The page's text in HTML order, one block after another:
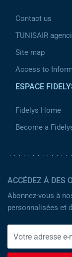
Contact us
TUNISAIR
Site map
Access to
ESPACE
Fidelys Home
Become a
ACCÉDEZ À DES
Abonnez-vous à
personnalisées et